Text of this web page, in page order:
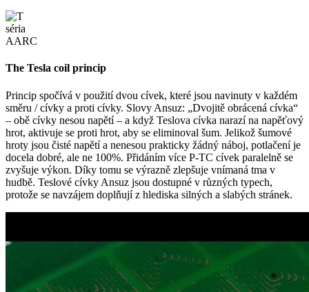
The Tesla coil princip
Princip spočívá v použití dvou cívek, které jsou navinuty v každém
směru / cívky a proti cívky. Slovy Ansuz: „Dvojitě obrácená cívka“
– obě cívky nesou napětí – a když Teslova cívka narazí na napěťový
hrot, aktivuje se proti hrot, aby se eliminoval šum. Jelikož šumové
hroty jsou čisté napětí a nenesou prakticky žádný náboj, potlačení je
docela dobré, ale ne 100%. Přidáním více P-TC cívek paralelně se
zvyšuje výkon. Díky tomu se výrazně zlepšuje vnímaná tma v
hudbě. Teslové cívky Ansuz jsou dostupné v různých typech,
protože se navzájem doplňují z hlediska silných a slabých stránek.